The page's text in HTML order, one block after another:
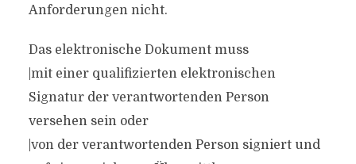
Anforderungen nicht.
Das elektronische Dokument muss
|mit einer qualifizierten elektronischen
Signatur der verantwortenden Person
versehen sein oder
|von der verantwortenden Person signiert und